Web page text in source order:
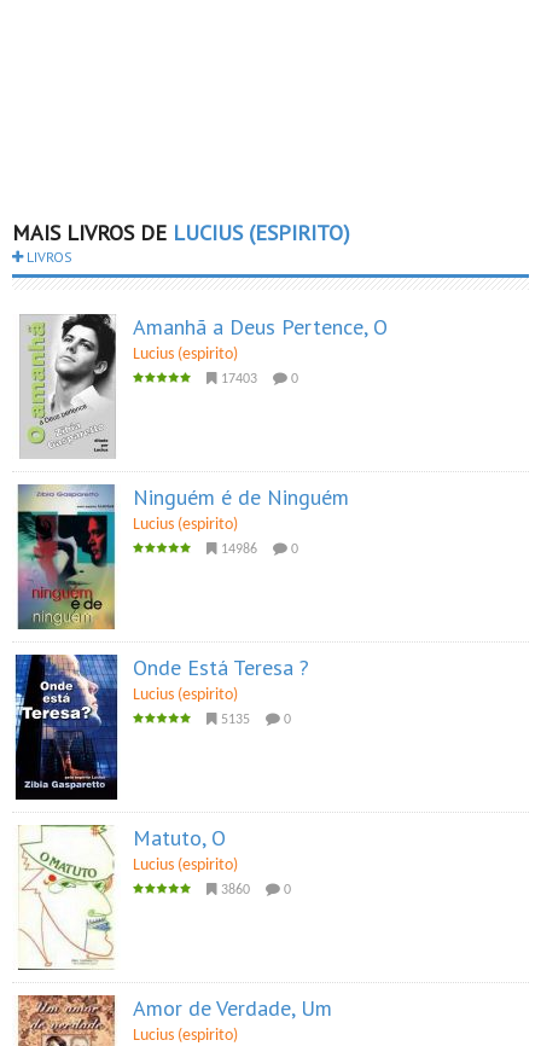
MAIS LIVROS DE LUCIUS (ESPIRITO)
LIVROS
Amanhã a Deus Pertence, O
Lucius (espirito)
17403 0
Ninguém é de Ninguém
Lucius (espirito)
14986 0
Onde Está Teresa ?
Lucius (espirito)
5135 0
Matuto, O
Lucius (espirito)
3860 0
Amor de Verdade, Um
Lucius (espirito)